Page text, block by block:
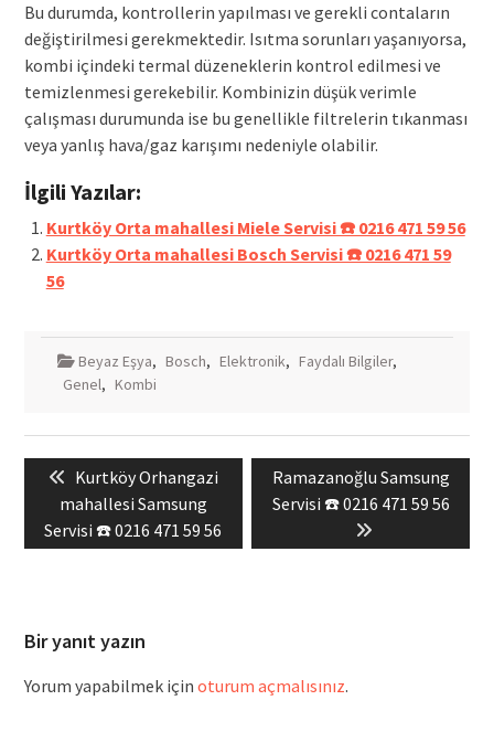
Bu durumda, kontrollerin yapılması ve gerekli contaların
değiştirilmesi gerekmektedir. Isıtma sorunları yaşanıyorsa,
kombi içindeki termal düzeneklerin kontrol edilmesi ve
temizlenmesi gerekebilir. Kombinizin düşük verimle
çalışması durumunda ise bu genellikle filtrelerin tıkanması
veya yanlış hava/gaz karışımı nedeniyle olabilir.
İlgili Yazılar:
Kurtköy Orta mahallesi Miele Servisi ☎️ 0216 471 59 56
Kurtköy Orta mahallesi Bosch Servisi ☎️ 0216 471 59
56
Beyaz Eşya, Bosch, Elektronik, Faydalı Bilgiler,
Genel, Kombi
Yazı
gezinmesi
Previous
post:
Kurtköy Orhangazi
mahallesi Samsung
Servisi ☎️ 0216 471 59 56
Next
post:
Ramazanoğlu Samsung
Servisi ☎️ 0216 471 59 56
Bir yanıt yazın
Yorum yapabilmek için oturum açmalısınız.